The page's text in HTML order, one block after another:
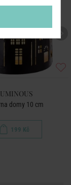
domy 10 cm
199 Kč